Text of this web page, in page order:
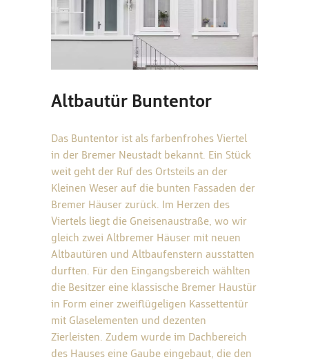
Altbautür Buntentor
Das Buntentor ist als farbenfrohes Viertel
in der Bremer Neustadt bekannt. Ein Stück
weit geht der Ruf des Ortsteils an der
Kleinen Weser auf die bunten Fassaden der
Bremer Häuser zurück. Im Herzen des
Viertels liegt die Gneisenaustraße, wo wir
gleich zwei Altbremer Häuser mit neuen
Altbautüren und Altbaufenstern ausstatten
durften. Für den Eingangsbereich wählten
die Besitzer eine klassische Bremer Haustür
in Form einer zweiflügeligen Kassettentür
mit Glaselementen und dezenten
Zierleisten. Zudem wurde im Dachbereich
des Hauses eine Gaube eingebaut, die den